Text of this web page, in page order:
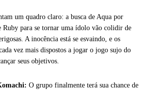
um quadro claro: a busca de Aqua por
Ruby para se tornar uma ídolo vão colidir de
A inocência está se esvaindo, e os
vez mais dispostos a jogar o jogo sujo do
seus objetivos.
O grupo finalmente terá sua chance de